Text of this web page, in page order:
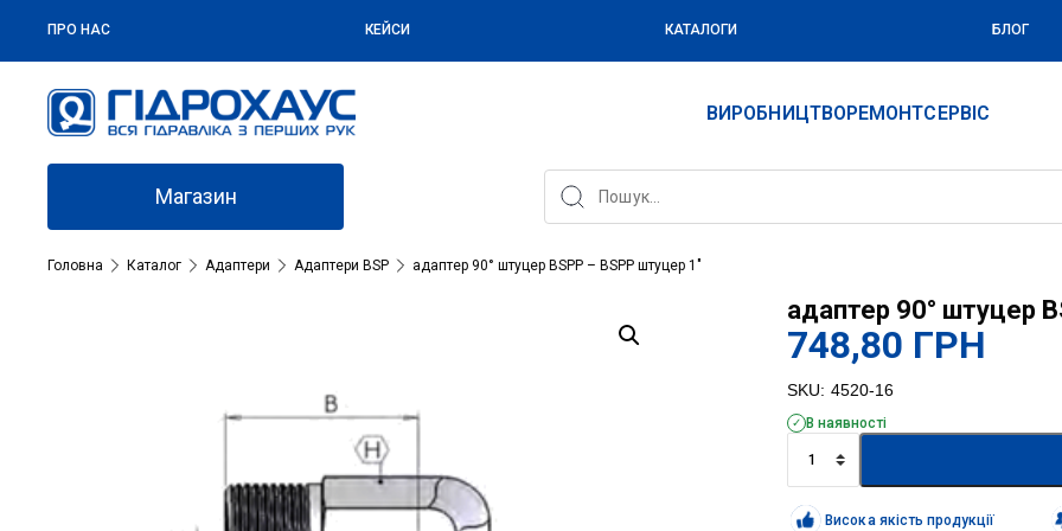
ПРО НАС КЕЙСИ КАТАЛОГИ БЛОГ
ВИРОБНИЦТВОРЕМОНТСЕРВІС
Магазин
Головна Каталог Адаптери Адаптери BSP адаптер 90° штуцер BSPP – BSPP штуцер 1″
адаптер 90° штуцер
748,80 ГРН
SKU: 4520-16
В наявності
90°
штуцер
BSPPВисока якість продукції